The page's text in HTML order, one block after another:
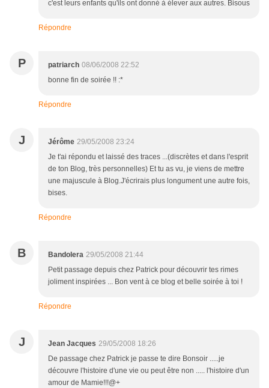
c'est leurs enfants qu'ils ont donné à élever aux autres. Bisous
Répondre
P patriarch 08/06/2008 22:52
bonne fin de soirée !! :*
Répondre
J Jérôme 29/05/2008 23:24
Je t'ai répondu et laissé des traces ...(discrètes et dans l'esprit
de ton Blog, très personnelles) Et tu as vu, je viens de mettre
une majuscule à Blog.J'écrirais plus longument une autre fois,
bises.
Répondre
B Bandolera 29/05/2008 21:44
Petit passage depuis chez Patrick pour découvrir tes rimes
joliment inspirées ... Bon vent à ce blog et belle soirée à toi !
Répondre
J Jean Jacques 29/05/2008 18:26
De passage chez Patrick je passe te dire Bonsoir .....je
découvre l'histoire d'une vie ou peut être non ..... l'histoire d'un
amour de Mamie!!!@+